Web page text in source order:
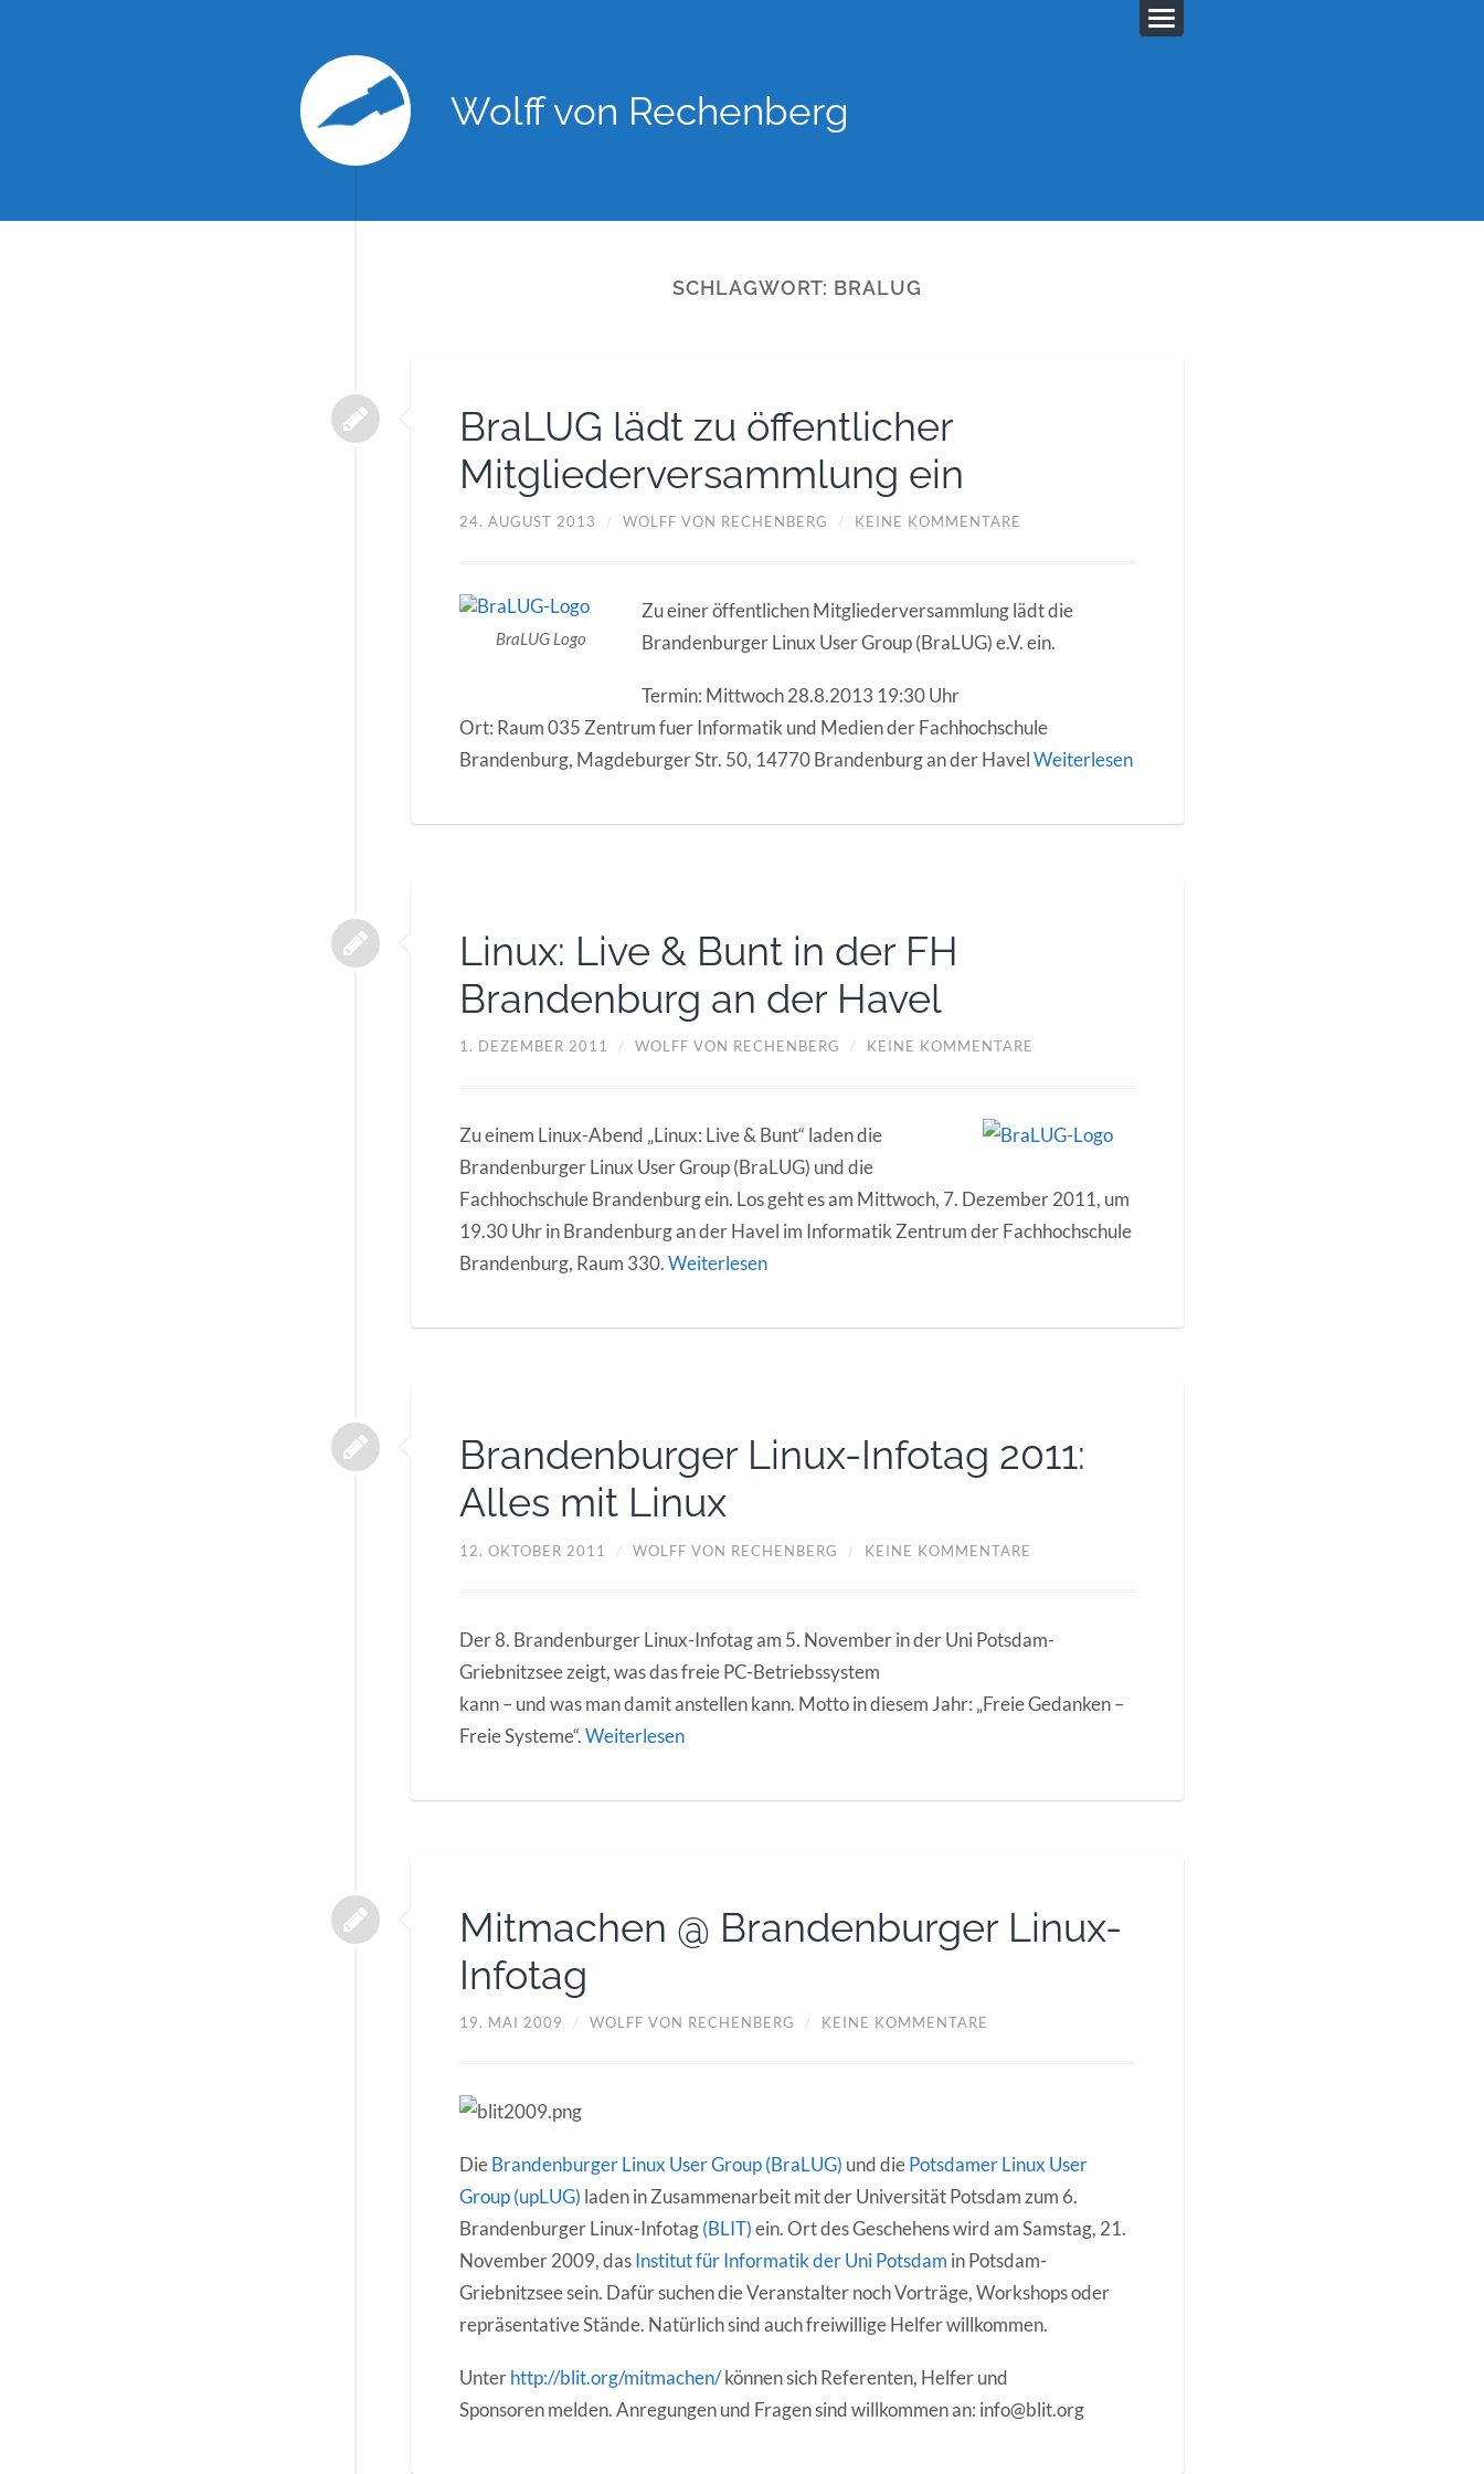
Wolff von Rechenberg
SCHLAGWORT: BRALUG
BraLUG lädt zu öffentlicher
Mitgliederversammlung ein
24. AUGUST 2013 / WOLFF VON RECHENBERG / KEINE KOMMENTARE
BraLUG Logo
Zu einer öffentlichen Mitgliederversammlung lädt die
Brandenburger Linux User Group (BraLUG) e.V. ein.
Termin: Mittwoch 28.8.2013 19:30 Uhr
Ort: Raum 035 Zentrum fuer Informatik und Medien der Fachhochschule
Brandenburg, Magdeburger Str. 50, 14770 Brandenburg an der HavelWeiterlesen
Linux: Live & Bunt in der FH
Brandenburg an der Havel
1. DEZEMBER 2011 / WOLFF VON RECHENBERG / KEINE KOMMENTARE
Zu einem Linux-Abend „Linux: Live & Bunt“ laden die
Brandenburger Linux User Group (BraLUG) und die
Fachhochschule Brandenburg ein. Los geht es am Mittwoch, 7. Dezember 2011, um
19.30 Uhr in Brandenburg an der Havel im Informatik Zentrum der Fachhochschule
Brandenburg, Raum 330.Weiterlesen
Brandenburger Linux-Infotag 2011:
Alles mit Linux
12. OKTOBER 2011 / WOLFF VON RECHENBERG / KEINE KOMMENTARE
Der 8. Brandenburger Linux-Infotag am 5. November in der Uni Potsdam-
Griebnitzsee zeigt, was das freie PC-Betriebssystem
kann – und was man damit anstellen kann. Motto in diesem Jahr: „Freie Gedanken –
Freie Systeme“.Weiterlesen
Mitmachen @ Brandenburger Linux-
Infotag
19. MAI 2009 / WOLFF VON RECHENBERG / KEINE KOMMENTARE
DieBrandenburger Linux User Group (BraLUG) und diePotsdamer Linux User
Group (upLUG) laden in Zusammenarbeit mit der Universität Potsdam zum 6.
Brandenburger Linux-Infotag(BLIT)ein. Ort des Geschehens wird am Samstag, 21.
November 2009, dasInstitut für Informatik der Uni Potsdam in Potsdam-
Griebnitzsee sein. Dafür suchen die Veranstalter noch Vorträge, Workshops oder
repräsentative Stände. Natürlich sind auch freiwillige Helfer willkommen.
Unterhttp://blit.org/mitmachen/können sich Referenten, Helfer und
Sponsoren melden. Anregungen und Fragen sind willkommen an: info@blit.org